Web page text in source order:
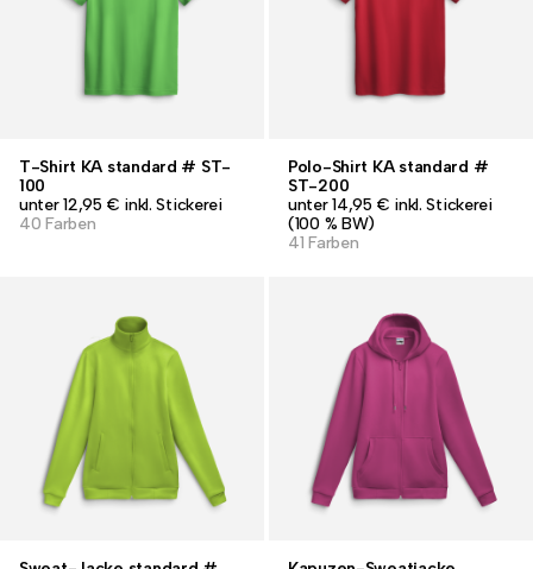
T-Shirt KA standard # ST-
100
unter 12,95 € inkl. Stickerei
40 Farben
Polo-Shirt KA standard #
ST-200
unter 14,95 € inkl. Stickerei
(100 % BW)
41 Farben